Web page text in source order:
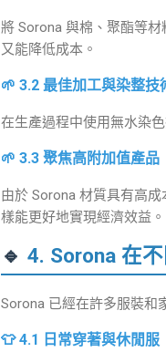
將 Sorona 與棉、聚酯等
又能降低成本。
🌱 3.2 最佳加工與染整技
在生產過程中使用無水染
🌱 3.3 聚焦高附加值產品
由於 Sorona 材質具有高
樣能更好地實現經濟效益。
🔹 4. Sorona 在
Sorona 已經在許多服裝和
👕 4.1 日常穿著與休閒服